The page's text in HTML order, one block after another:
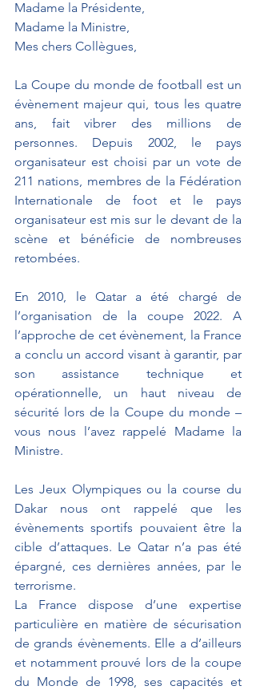
Madame la Présidente,
Madame la Ministre,
Mes chers Collègues,
La Coupe du monde de football est un
évènement majeur qui, tous les quatre
ans, fait vibrer des millions de
personnes. Depuis 2002, le pays
organisateur est choisi par un vote de
211 nations, membres de la Fédération
Internationale de foot et le pays
organisateur est mis sur le devant de la
scène et bénéficie de nombreuses
retombées.
En 2010, le Qatar a été chargé de
l’organisation de la coupe 2022. A
l’approche de cet évènement, la France
a conclu un accord visant à garantir, par
son assistance technique et
opérationnelle, un haut niveau de
sécurité lors de la Coupe du monde –
vous nous l’avez rappelé Madame la
Ministre.
Les Jeux Olympiques ou la course du
Dakar nous ont rappelé que les
évènements sportifs pouvaient être la
cible d’attaques. Le Qatar n’a pas été
épargné, ces dernières années, par le
terrorisme.
La France dispose d’une expertise
particulière en matière de sécurisation
de grands évènements. Elle a d’ailleurs
et notamment prouvé lors de la coupe
du Monde de 1998, ses capacités et